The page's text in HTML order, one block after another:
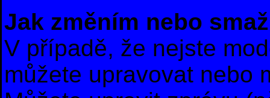
Jak změním nebo
V případě, že nejste
můžete upravovat nebo